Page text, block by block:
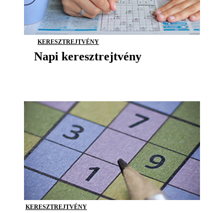
KERESZTREJTVÉNY
Napi keresztrejtvény
KERESZTREJTVÉNY